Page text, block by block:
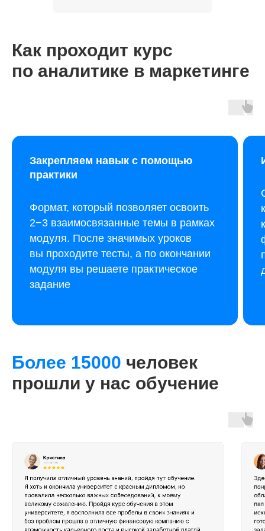
Как проходит курс
по аналитике в маркетинге
Закрепляем навык с помощью
практики
Формат, который позволяет освоить
2−3 взаимосвязанные темы в рамках
модуля. После значимых уроков
вы проходите тесты, а по окончании
модуля вы решаете практическое
задание
Более 15000 человек
прошли у нас обучение